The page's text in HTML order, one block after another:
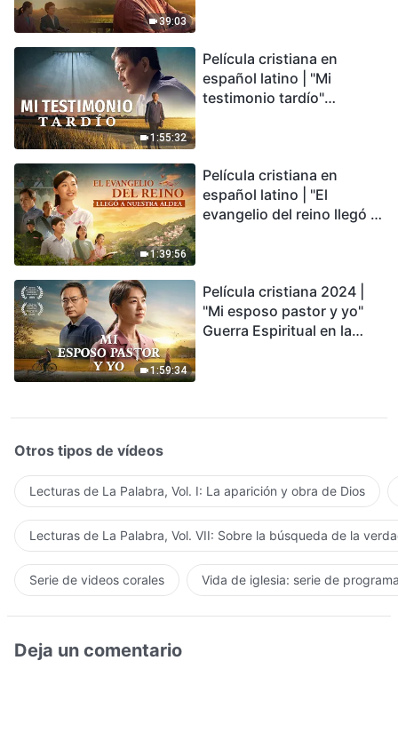
39:03
1:55:32
Película cristiana en
español latino | "Mi
testimonio tardío"
conmovedor
1:39:56
Película cristiana en
español latino | "El
evangelio del reino llegó a
1:59:34
Película cristiana 2024 |
"Mi esposo pastor y yo"
Guerra Espiritual en la
Otros tipos de vídeos
Lecturas de La Palabra, Vol. I: La aparición y obra de Dios
Lecturas de La Palabra, Vol. VII: Sobre la búsqueda de la
Serie de videos corales Vida de iglesia: serie de
Deja un comentario